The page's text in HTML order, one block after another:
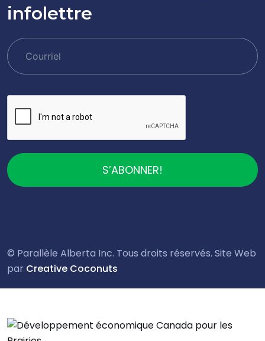
infolettre
S’ABONNER!
© Parallèle Alberta Inc. Tous droits réservés. Site Web
par Creative Coconuts